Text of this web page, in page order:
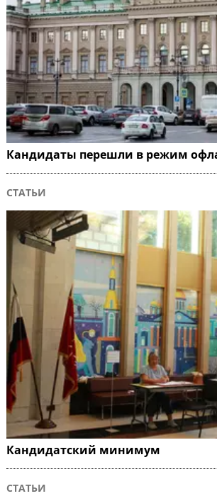
Кандидаты перешли в режим
СТАТЬИ
Кандидатский минимум
СТАТЬИ